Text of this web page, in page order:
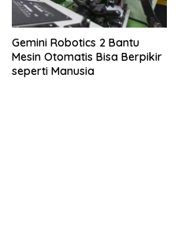
Gemini Robotics 2 Bantu
Mesin Otomatis Bisa Berpikir
seperti Manusia